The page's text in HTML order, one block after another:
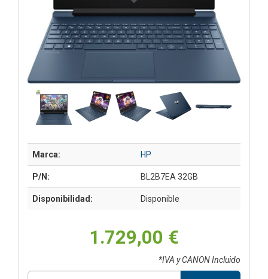
Marca: HP
P/N: BL2B7EA 32GB
Disponibilidad: Disponible
1.729,00 €
*IVA y CANON Incluido